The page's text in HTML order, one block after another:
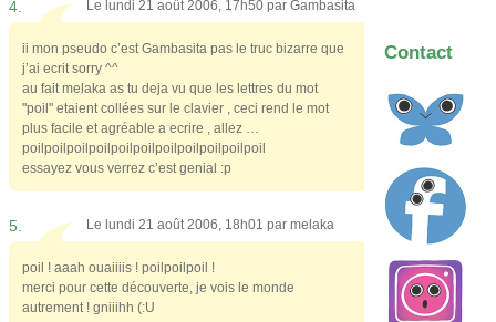
4. Le lundi 21 août 2006, 17h50 par Gambasita
ii mon pseudo c’est Gambasita pas le truc bizarre que
j’ai ecrit sorry ^^
au fait melaka as tu deja vu que les lettres du mot
"poil" etaient collées sur le clavier , ceci rend le mot
plus facile et agréable a ecrire , allez …
poilpoilpoilpoilpoilpoilpoilpoilpoilpoilpoil
essayez vous verrez c’est genial :p
5. Le lundi 21 août 2006, 18h01 par melaka
poil ! aaah ouaiiiis ! poilpoilpoil !
merci pour cette découverte, je vois le monde
autrement ! gniiihh (:U
Contact